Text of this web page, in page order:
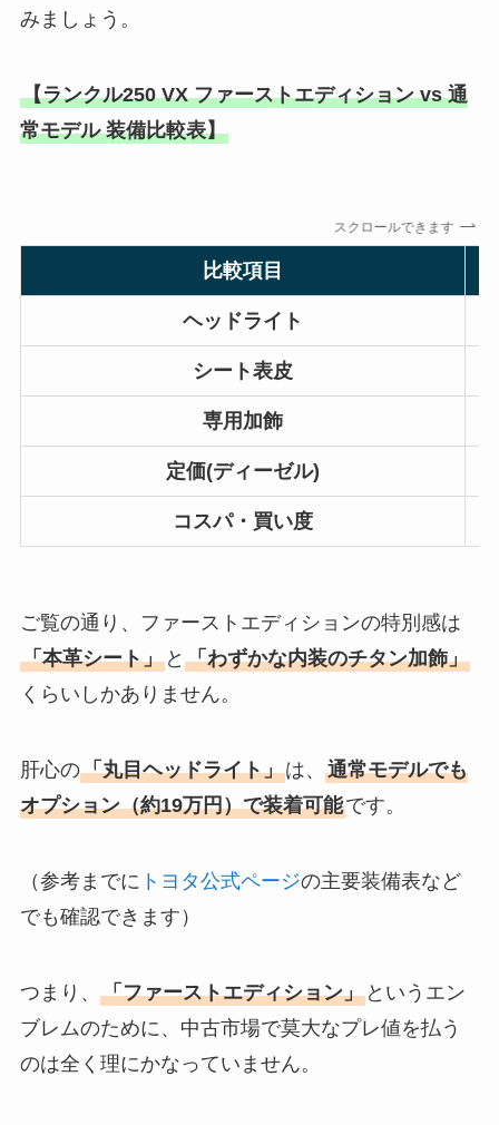
みましょう。
【ランクル250 VX ファーストエディション vs 通
常モデル 装備比較表】
スクロールできます
比較項目
ヘッドライト
シート表皮
専用加飾
定価(ディーゼル)
コスパ・買い度
ご覧の通り、ファーストエディションの特別感は
「本革シート」と 「わずかな内装のチタン加飾」
くらいしかありません。
肝心の「丸目ヘッドライト」は、 通常モデルでも
オプション（約19万円）で装着可能です。
（参考までに トヨタ公式ページの主要装備表など
でも確認できます）
つまり、 「ファーストエディション」というエン
ブレムのために、中古市場で莫大なプレ値を払う
のは全く理にかなっていません。